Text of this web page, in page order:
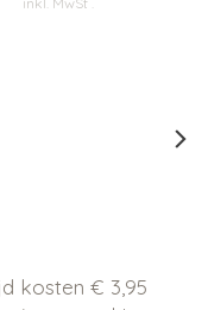
kosten € 3,95